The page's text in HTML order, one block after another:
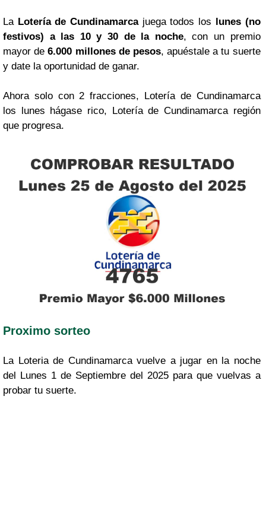
La Lotería de Cundinamarcajuega todos los lunes (no
festivos) a las 10 y 30 de la noche, con un premio
mayor de6.000 millones de pesos, apuéstale a tu suerte
y date la oportunidad de ganar.
Ahora solo con 2 fracciones, Lotería de Cundinamarca
los lunes hágase rico, Lotería de Cundinamarca región
que progresa.
Proximo sorteo
La Loteria de Cundinamarca vuelve a jugar en la noche
del Lunes 1 de Septiembre del 2025 para que vuelvas a
probar tu suerte.